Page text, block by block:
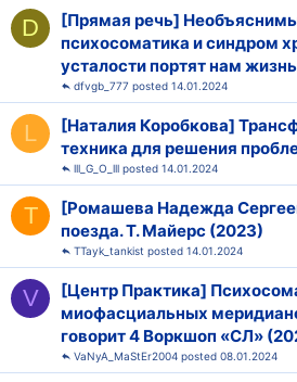
D
[Прямая речь]
психосоматика и синдром
усталости портят нам
14.01.2024
dfvgb_777
L
[Наталия Коробкова]
техника для решения
14.01.2024
lll_G_O_lll
T
[Ромашева Надежда
поезда. Т. Майерс (2023)
14.01.2024
TTayk_tankist
V
[Центр Практика]
миофасциальных
говорит 4 Воркшоп «СЛ»
08.01.2024
VaNyA_MaStEr2004